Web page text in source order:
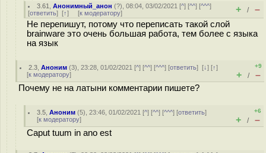
3.61 ,Анонимный_анон (?), 08:04, 03/02/2021 [^] [^^] [^^^]
[ответить] [↑] [к модератору] + / –
Не перепишут, потому что переписать такой слой
brainware это очень большая работа, тем более с языка
на язык
2.3 ,Аноним (3), 23:28, 01/02/2021 [^] [^^] [^^^] [ответить][↓] [↑]
[к модератору]
+9
+ / –
Почему не на латыни комментарии пишете?
3.5 ,Аноним (5), 23:46, 01/02/2021 [^] [^^] [^^^] [ответить]
[к модератору]
+6
+ / –
Caput tuum in ano est